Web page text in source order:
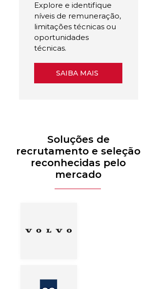
Explore e identifique
níveis de remuneração,
limitações técnicas ou
oportunidades
técnicas.
SAIBA MAIS
Soluções de
recrutamento e seleção
reconhecidas pelo
mercado